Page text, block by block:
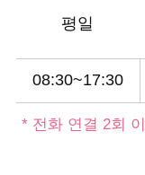
증명서 발급
평일
08:30~17:30
* 전화 연결 2회